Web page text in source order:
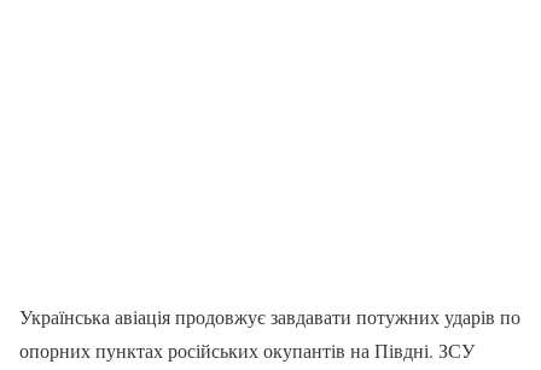
Українська авіація продовжує завдавати потужних ударів по
опорних пунктах російських окупантів на Півдні. ЗСУ